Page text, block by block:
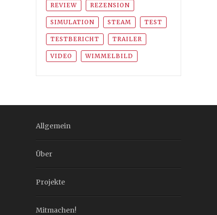
REVIEW REZENSION
SIMULATION STEAM TEST
TESTBERICHT TRAILER
VIDEO WIMMELBILD
Allgemein
Über
Projekte
Mitmachen!